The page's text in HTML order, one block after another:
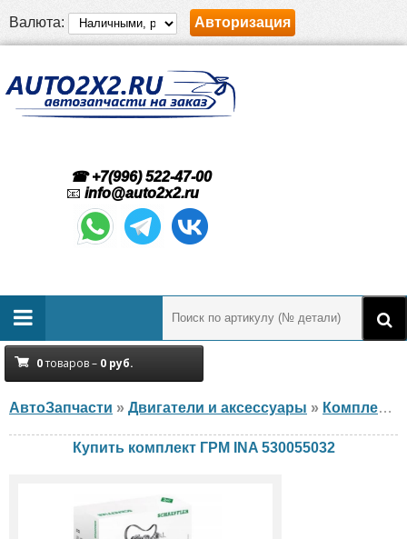
Валюта: Авторизация
☎ +7(996) 522-47-00
📧 info@auto2x2.ru
0товаров – 0 руб.
АвтоЗапчасти » Двигатели и аксессуары » Комплект ГРМ
Купить комплект ГРМ INA 530055032